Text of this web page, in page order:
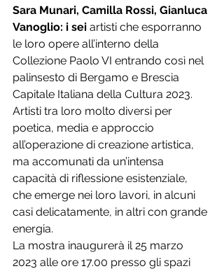
Sara Munari, Camilla Rossi, Gianluca
Vanoglio: i sei artisti che esporranno
le loro opere all’interno della
Collezione Paolo VI entrando così nel
palinsesto di Bergamo e Brescia
Capitale Italiana della Cultura 2023.
Artisti tra loro molto diversi per
poetica, media e approccio
all’operazione di creazione artistica,
ma accomunati da un’intensa
capacità di riflessione esistenziale,
che emerge nei loro lavori, in alcuni
casi delicatamente, in altri con grande
energia.
La mostra inaugurerà il 25 marzo
2023 alle ore 17.00 presso gli spazi